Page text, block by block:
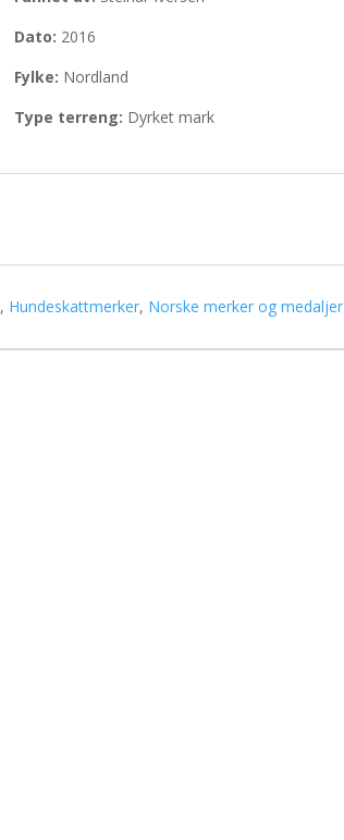
Dato: 2016
Fylke: Nordland
Type terreng: Dyrket mark
, Hundeskattmerker, Norske merker og medaljer